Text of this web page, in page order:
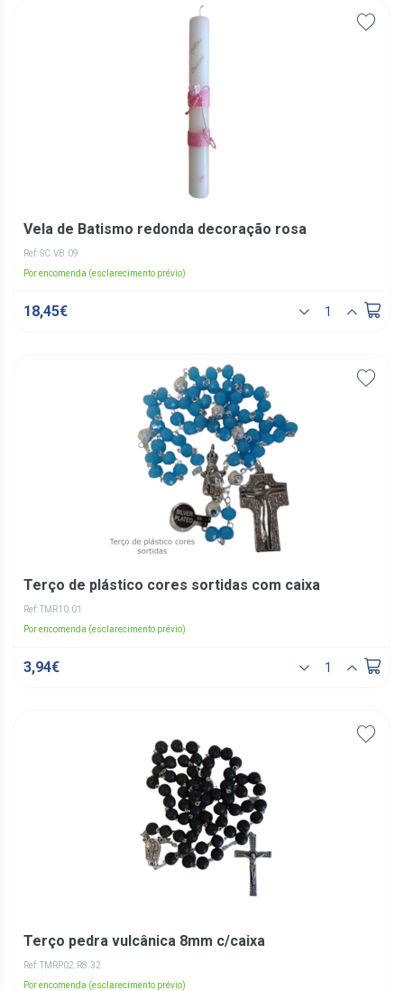
Vela de Batismo redonda decoração rosa
Ref: SC.VB.09
Por encomenda (esclarecimento prévio)
18,45€
Terço de plástico cores sortidas com caixa
Ref: TMR10.01
Por encomenda (esclarecimento prévio)
3,94€
Terço pedra vulcânica 8mm c/caixa
Ref: TMRP02.R8.32
Por encomenda (esclarecimento prévio)